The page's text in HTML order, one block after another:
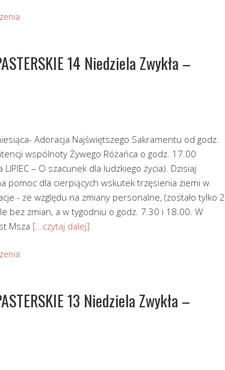
14 Niedziela Zwykła –
Adoracja Najświętszego Sakramentu od godz.
wspólnoty Żywego Różańca o godz. 17.00
– O szacunek dla ludzkiego życia). Dzisiaj
pomoc dla cierpiących wskutek trzęsienia ziemi w
- ze względu na zmiany personalne, (zostało tylko 2
bez zmian, a w tygodniu o godz. 7.30 i 18.00. W
Msza [...czytaj dalej]
13 Niedziela Zwykła –